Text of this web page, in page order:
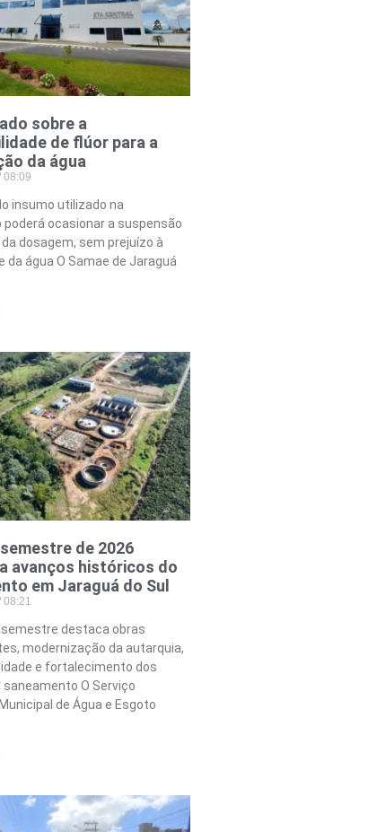
sobre a
de flúor para a
da água
08:09
insumo utilizado na
ocasionar a suspensão
dosagem, sem prejuízo à
da água O Samae de Jaraguá
de 2026
avanços históricos do
em Jaraguá do Sul
08:21
semestre destaca obras
modernização da autarquia,
e fortalecimento dos
saneamento O Serviço
de Água e Esgoto